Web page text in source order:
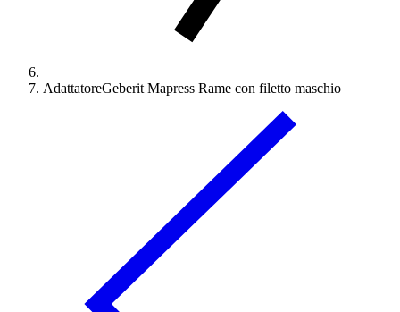
AdattatoreGeberit Mapress Rame con filetto maschio